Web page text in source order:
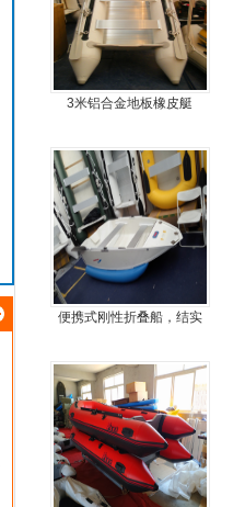
3米铝合金地板橡皮艇
便携式刚性折叠船，结实